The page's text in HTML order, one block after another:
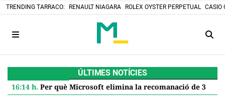
TRENDING TARRACO: RENAULT NIAGARA ROLEX OYSTER PERPETUAL CASIO
ÚLTIMES NOTÍCIES
16:14 h. Per què Microsoft elimina la recomanació de 32 GB de RAM per a Windows 11 i què significa per a tu